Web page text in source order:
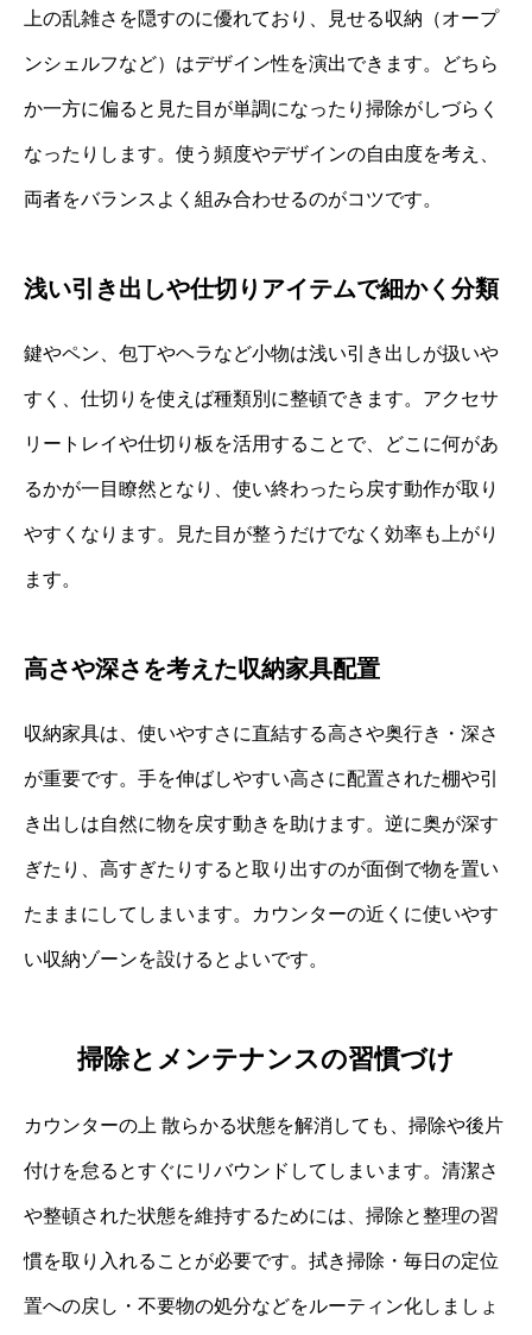
上の乱雑さを隠すのに優れており、見せる収納（オープ
ンシェルフなど）はデザイン性を演出できます。どちら
か一方に偏ると見た目が単調になったり掃除がしづらく
なったりします。使う頻度やデザインの自由度を考え、
両者をバランスよく組み合わせるのがコツです。
浅い引き出しや仕切りアイテムで細かく分類
鍵やペン、包丁やヘラなど小物は浅い引き出しが扱いや
すく、仕切りを使えば種類別に整頓できます。アクセサ
リートレイや仕切り板を活用することで、どこに何があ
るかが一目瞭然となり、使い終わったら戻す動作が取り
やすくなります。見た目が整うだけでなく効率も上がり
ます。
高さや深さを考えた収納家具配置
収納家具は、使いやすさに直結する高さや奥行き・深さ
が重要です。手を伸ばしやすい高さに配置された棚や引
き出しは自然に物を戻す動きを助けます。逆に奥が深す
ぎたり、高すぎたりすると取り出すのが面倒で物を置い
たままにしてしまいます。カウンターの近くに使いやす
い収納ゾーンを設けるとよいです。
掃除とメンテナンスの習慣づけ
カウンターの上 散らかる状態を解消しても、掃除や後片
付けを怠るとすぐにリバウンドしてしまいます。清潔さ
や整頓された状態を維持するためには、掃除と整理の習
慣を取り入れることが必要です。拭き掃除・毎日の定位
置への戻し・不要物の処分などをルーティン化しましょ